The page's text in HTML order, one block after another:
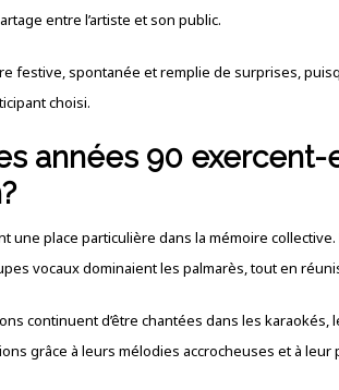
entre l’artiste et son public.
festive, spontanée et remplie de surprises,
choisi.
années 90
une place particulière dans la mémoire
vocaux dominaient les palmarès, tout en
continuent d’être chantées dans les
grâce à leurs mélodies accrocheuses et à leur